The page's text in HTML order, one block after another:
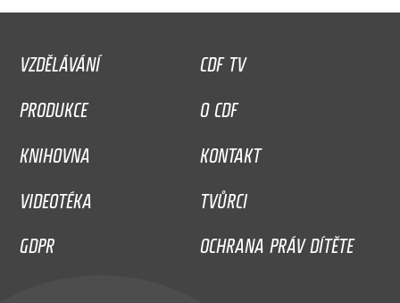
VZDĚLÁVÁNÍ
CDF TV
PRODUKCE
O CDF
KNIHOVNA
KONTAKT
VIDEOTÉKA
TVŮRCI
GDPR
OCHRANA PRÁV DÍTĚTE